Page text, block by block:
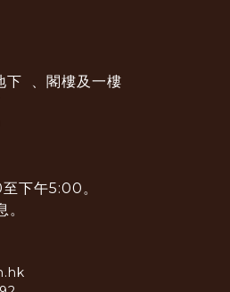
下 、閣樓及一樓
下午5:00。